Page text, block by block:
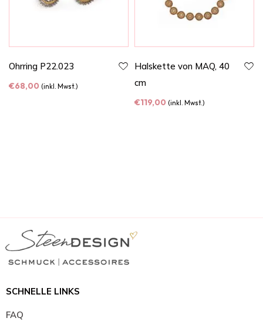
Ohrring P22.023
€68,00 (inkl. Mwst.)
Halskette von MAQ, 40
cm
€119,00 (inkl. Mwst.)
SCHNELLE LINKS
FAQ